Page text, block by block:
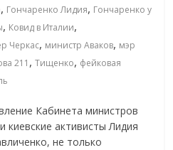
, Гончаренко Лидия, Гончаренко у
, Ковид в Италии,
Черкас, министр Аваков, мэр
211 ,Тищенко, фейковая
Кабинета министров
киевские активисты Лидия
не только